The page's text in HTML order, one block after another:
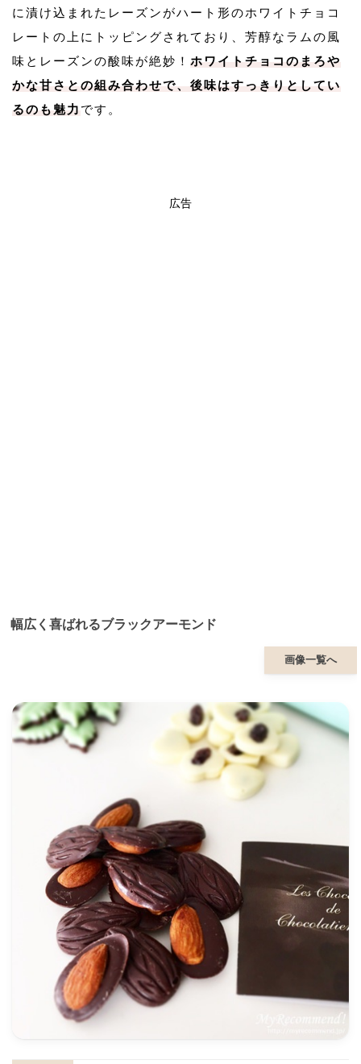
に漬け込まれたレーズンがハート形のホワイトチョコ
レートの上にトッピングされており、芳醇なラムの風
味とレーズンの酸味が絶妙！ ホワイトチョコのまろや
かな甘さとの組み合わせで、後味はすっきりとしてい
るのも魅力 です。
広告
幅広く喜ばれるブラックアーモンド
画像一覧へ